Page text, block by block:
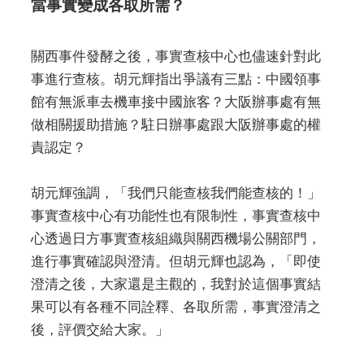
當事實變成各取所需？
關西事件發酵之後，事實查核中心也儘速針對此
事進行查核。胡元輝指出爭議有三點：中國領事
館有無派車去機車接中國旅客？大阪辦事處有無
做相關援助措施？駐日辦事處跟大阪辦事處的權
責認定？
胡元輝強調，「我們只能查核我們能查核的！」
事實查核中心有功能性也有限制性，事實查核中
心透過日方事實查核組織與關西機場公關部門，
進行事實確認與澄清。但胡元輝也認為，「即使
澄清之後，大家還是主觀的，我對於這個事實結
果可以有各種不同詮釋、各取所需，事實澄清之
後，評價交給大家。」